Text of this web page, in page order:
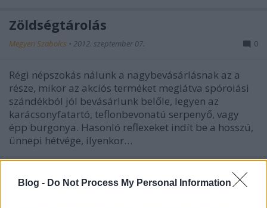
Blog - Do Not Process My Personal Information
Zöldségtárolás
Megyeri Szabolcs • 2012. szeptember 07. 0
Régi népszokás nálunk a nagybevásárlásnak az a
része, mikor az akciós terméket meglátva spórolási
szándékból jól bevásárlunk belőle, legyen az
karácsonyfatartó, teflonbevonatú serpenyő, vagy
épp burgonya. Hasonló reflexeket indít be a hosszú,
ünnepi hétvége, ilyenkor…